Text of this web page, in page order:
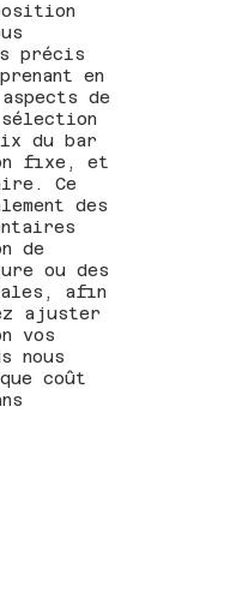
précis
en
de
du bar
fixe, et
Ce
des
de
ou des
afin
ajuster
vos
nous
coût